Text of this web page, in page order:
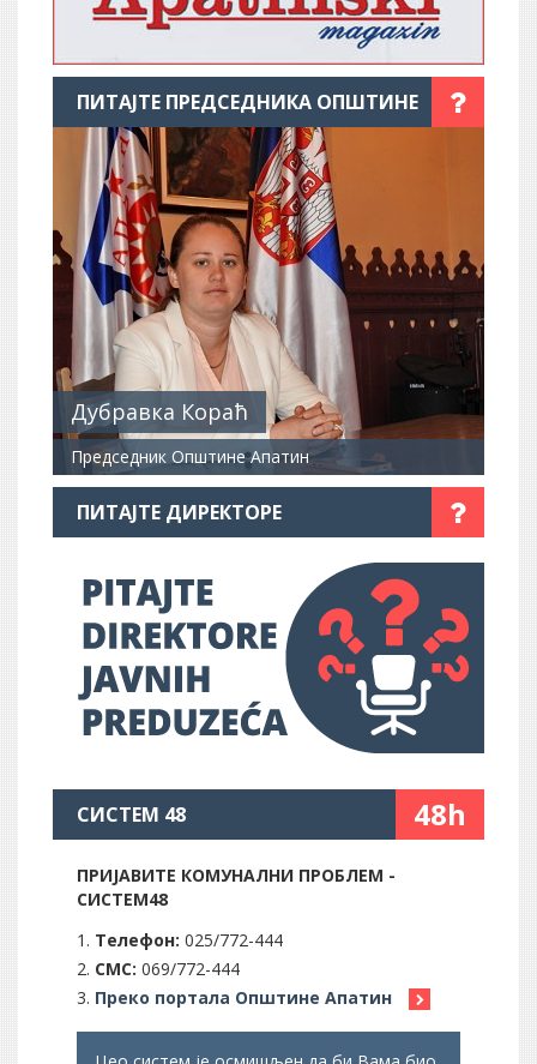
ПИТАЈТЕ ПРЕДСЕДНИКА ОПШТИНЕ
Дубравка Кораћ
Председник Општине Апатин
ПИТАЈТЕ ДИРЕКТОРЕ
СИСТЕМ 48 48h
ПРИЈАВИТЕ КОМУНАЛНИ ПРОБЛЕМ -
СИСТЕМ48
Телефон: 025/772-444
СМС: 069/772-444
Преко портала Општине Апатин